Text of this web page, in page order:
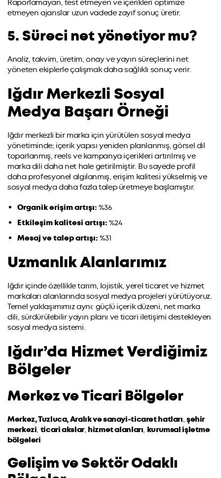
Raporlamayan, test etmeyen ve içerikleri optimize
etmeyen ajanslar uzun vadede zayıf sonuç üretir.
5. Süreci net yönetiyor mu?
Analiz, takvim, üretim, onay ve yayın süreçlerini net
yöneten ekiplerle çalışmak daha sağlıklı sonuç verir.
Iğdır Merkezli Sosyal
Medya Başarı Örneği
Iğdır merkezli bir marka için yürütülen sosyal medya
yönetiminde; içerik yapısı yeniden planlanmış, görsel dil
toparlanmış, reels ve kampanya içerikleri artırılmış ve
marka dili daha net hale getirilmiştir. Bu sayede profil
daha profesyonel algılanmış, erişim kalitesi yükselmiş ve
sosyal medya daha fazla talep üretmeye başlamıştır.
Organik erişim artışı: %36
Etkileşim kalitesi artışı: %24
Mesaj ve talep artışı: %31
Uzmanlık Alanlarımız
Iğdır içinde özellikle tarım, lojistik, yerel ticaret ve hizmet
markaları alanlarında sosyal medya projeleri yürütüyoruz.
Temel yaklaşımımız aynı: güçlü içerik düzeni, net marka
dili, sürdürülebilir yayın planı ve ticari iletişimi destekleyen
sosyal medya sistemi.
Iğdır’da Hizmet Verdiğimiz
Bölgeler
Merkez ve Ticari Bölgeler
Merkez, Tuzluca, Aralık ve sanayi-ticaret hatları, şehir
merkezi, ticari akslar, hizmet alanları, kurumsal işletme
bölgeleri
Gelişim ve Sektör Odaklı